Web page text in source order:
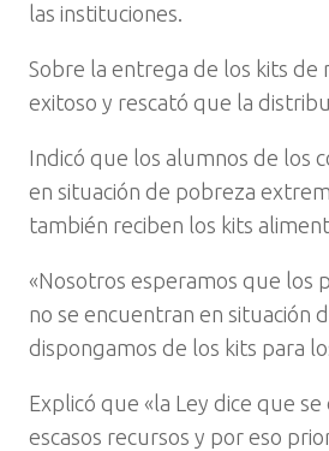
las instituciones.
Sobre la entrega de los kits de
exitoso y rescató que la
Indicó que los alumnos de los
en situación de pobreza
también reciben los kits
«Nosotros esperamos que los
no se encuentran en situación
dispongamos de los kits para
Explicó que «la Ley dice que
escasos recursos y por eso